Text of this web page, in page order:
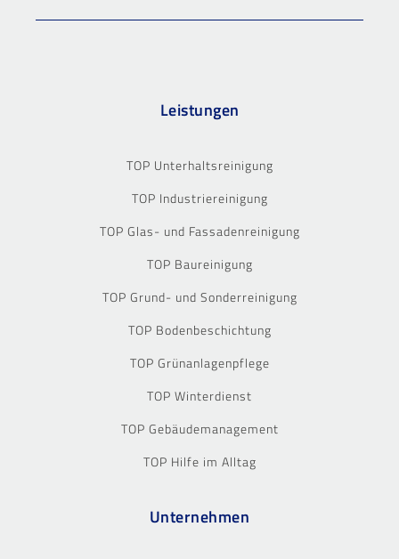
Leistungen
TOP Unterhaltsreinigung
TOP Industriereinigung
TOP Glas- und Fassadenreinigung
TOP Baureinigung
TOP Grund- und Sonderreinigung
TOP Bodenbeschichtung
TOP Grünanlagenpflege
TOP Winterdienst
TOP Gebäudemanagement
TOP Hilfe im Alltag
Unternehmen